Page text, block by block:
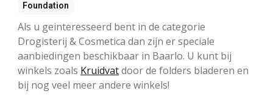
Foundation
Als u geinteresseerd bent in de categorie
Drogisterij & Cosmetica dan zijn er speciale
aanbiedingen beschikbaar in Baarlo. U kunt bij
winkels zoals Kruidvatdoor de folders bladeren en
bij nog veel meer andere winkels!